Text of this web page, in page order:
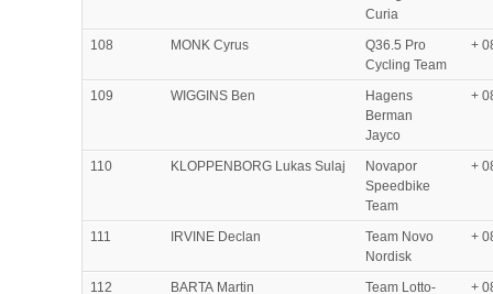
Curia
108 MONK Cyrus
Q36.5 Pro
Cycling Team
+
109 WIGGINS Ben
Hagens
Berman
Jayco
+
110 KLOPPENBORG Lukas Sulaj
Novapor
Speedbike
Team
+
111 IRVINE Declan
Team Novo
Nordisk
+
112 BARTA Martin
Team Lotto-
+